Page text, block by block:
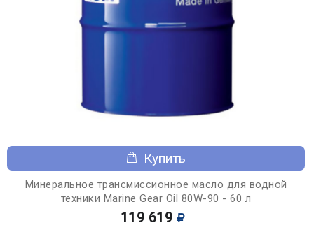
Купить
Минеральное трансмиссионное масло для водной
техники Marine Gear Oil 80W-90 - 60 л
119 619